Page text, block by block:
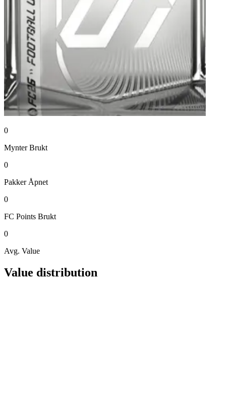
0
Mynter Brukt
0
Pakker Åpnet
0
FC Points Brukt
0
Avg. Value
Value distribution